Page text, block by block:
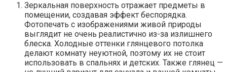
Зеркальная поверхность отражает предметы в
помещении, создавая эффект беспорядка.
Фотопечать с изображениями живой природы
выглядит не очень реалистично из-за излишнего
блеска. Холодные оттенки глянцевого потолка
делают комнату неуютной, поэтому их не стоит
использовать в спальнях и детских. Также глянец —